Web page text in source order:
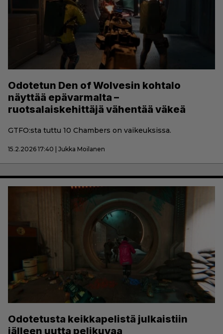
Odotetun Den of Wolvesin kohtalo
näyttää epävarmalta –
ruotsalaiskehittäjä vähentää väkeä
GTFO:sta tuttu 10 Chambers on vaikeuksissa.
15.2.2026 17:40 | Jukka Moilanen
Odotetusta keikkapelistä julkaistiin
jälleen uutta pelikuvaa